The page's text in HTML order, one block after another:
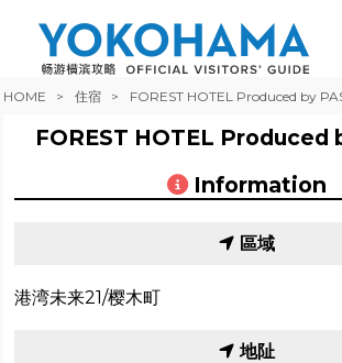
HOME 住宿 FOREST HOTEL Produced by
FOREST HOTEL Produced
Information
區域
港湾未来21/樱木町
地阯